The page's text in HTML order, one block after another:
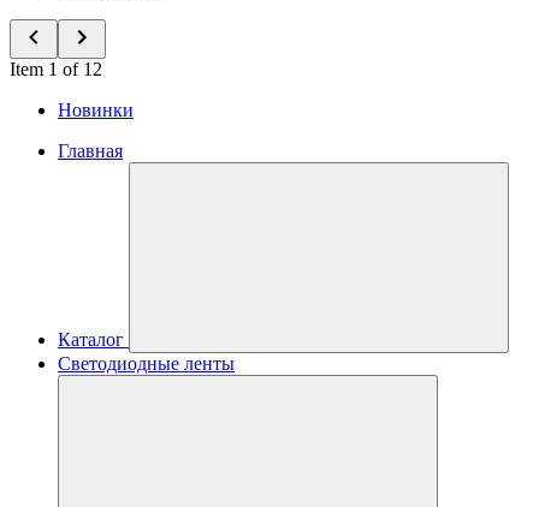
Item 1 of 12
Новинки
Главная
Каталог
Светодиодные ленты